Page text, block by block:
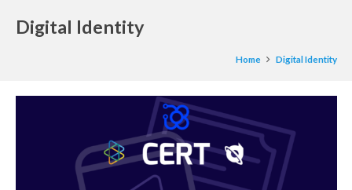
Digital Identity
Home Digital Identity